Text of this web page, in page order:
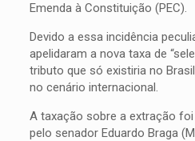
Emenda à Constituição (PEC).
Devido a essa incidência
apelidaram a nova taxa de
tributo que só existiria no
no cenário internacional.
A taxação sobre a extração
pelo senador Eduardo Braga